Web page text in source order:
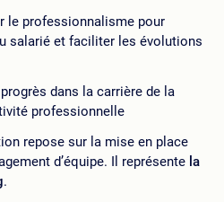
le professionnalisme pour
salarié et faciliter les évolutions
dans la carrière de la
professionnelle
repose sur la mise en place
d’équipe. Il représente la
.